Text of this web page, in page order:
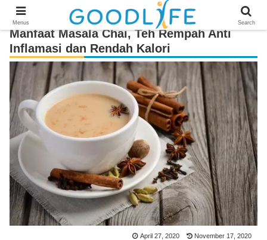
Manfaat Masala Chai, Teh Rempah Anti
Inflamasi dan Rendah Kalori
April 27, 2020 November 17, 2020
Menus Search